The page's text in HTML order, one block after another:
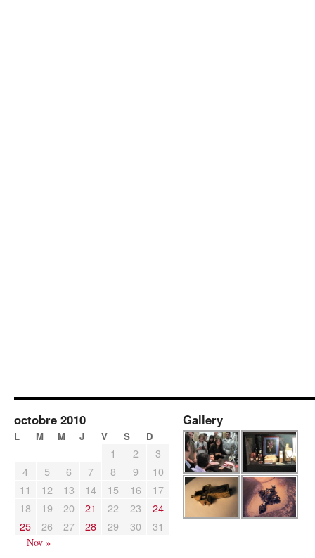
octobre 2010
L M M J V S D
1 2
3
4
5 6 7 8 9
10
11
12 13 14 15 16
17
18
19 20 21 22 23
24
25
26 27 28 29 30 31
Nov »
Gallery